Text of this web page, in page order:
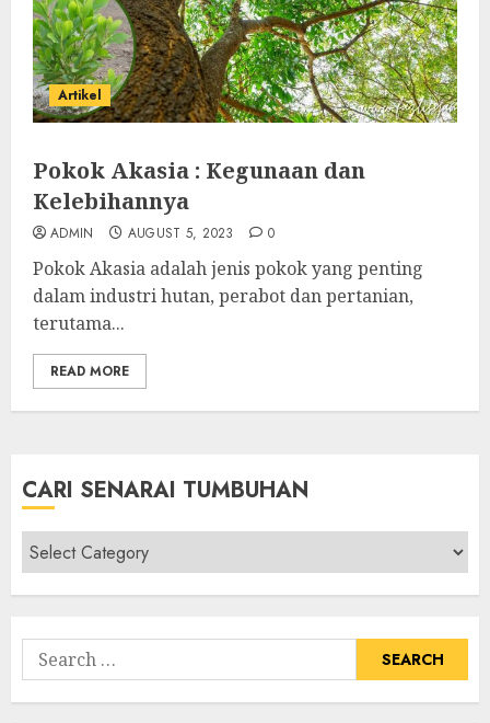
Artikel
Pokok Akasia : Kegunaan dan
Kelebihannya
ADMIN AUGUST 5, 2023 0
Pokok Akasia adalah jenis pokok yang penting
dalam industri hutan, perabot dan pertanian,
terutama...
READ MORE
CARI SENARAI TUMBUHAN
Cari
Senarai
Tumbuhan
Search
for: